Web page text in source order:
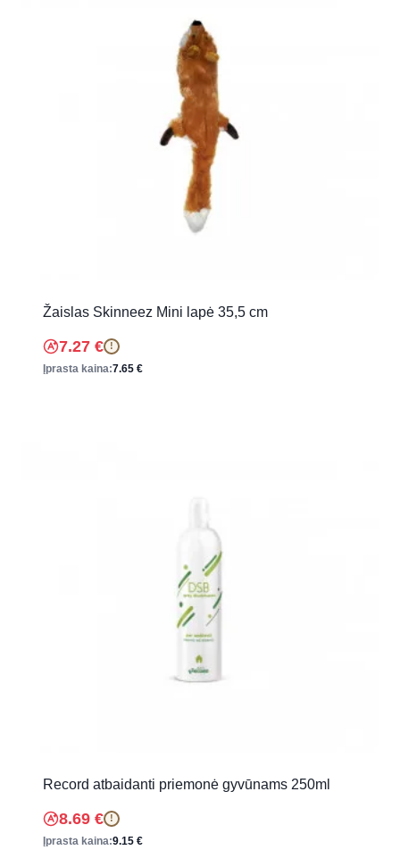
Žaislas Skinneez Mini lapė 35,5 cm
7.27 € !
Įprasta kaina:7.65 €
Record atbaidanti priemonė gyvūnams 250ml
8.69 € !
Įprasta kaina:9.15 €